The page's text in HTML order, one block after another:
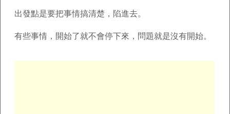
出發點是要把事情搞清楚，陷進去。
有些事情，開始了就不會停下來，問題就是沒有開始。